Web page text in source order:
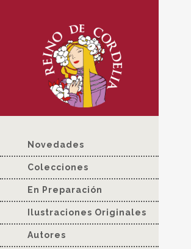
Novedades
Colecciones
En Preparación
Ilustraciones Originales
Autores